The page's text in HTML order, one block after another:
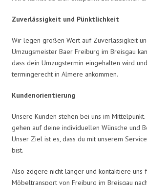
Zuverlässigkeit und Pünktlichkeit
Wir legen großen Wert auf Zuverlässigkeit
Umzugsmeister Baer Freiburg im Breisgau
dass dein Umzugstermin eingehalten wird
termingerecht in Almere ankommen.
Kundenorientierung
Unsere Kunden stehen bei uns im
gehen auf deine individuellen Wünsche und
Unser Ziel ist es, dass du mit unserem
bist.
Also zögere nicht länger und kontaktiere uns
Möbeltransport von Freiburg im Breisgau